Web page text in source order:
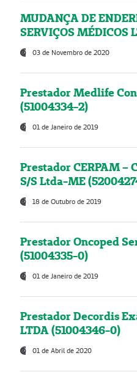
MUDANÇA DE
SERVIÇOS MÉDICOS
03 de Novembro de 2020
Prestador Medlife
(51004334-2)
01 de Janeiro de 2019
Prestador CERPAM –
S/S Ltda-ME
18 de Outubro de 2019
Prestador Oncoped
(51004335-0)
01 de Janeiro de 2019
Prestador Decordis
LTDA (51004346-0)
01 de Abril de 2020